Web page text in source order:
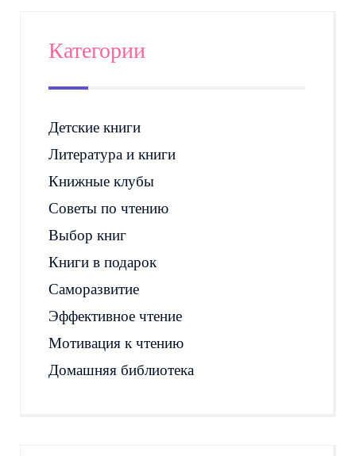
Категории
Детские книги
Литература и книги
Книжные клубы
Советы по чтению
Выбор книг
Книги в подарок
Саморазвитие
Эффективное чтение
Мотивация к чтению
Домашняя библиотека